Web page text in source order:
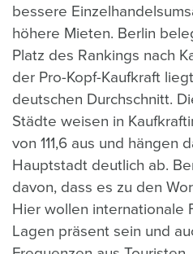
bessere
höhere Mieten. Berlin
Platz des Rankings nach
der Pro-Kopf-Kaufkraft
deutschen Durchschnitt.
Städte weisen in
von 111,6 aus und hängen
Hauptstadt deutlich ab.
davon, dass es zu den
Hier wollen internationale
Lagen präsent sein und